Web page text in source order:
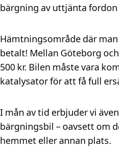
bärgning av uttjänta
Hämtningsområde där
betalt! Mellan Göteborg
500 kr. Bilen måste vara
katalysator för att få full
I mån av tid erbjuder vi
bärgningsbil – oavsett om
hemmet eller annan plats.